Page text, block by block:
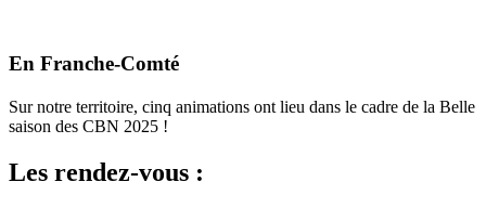
En Franche-Comté
Sur notre territoire, cinq animations ont lieu dans le cadre de la Belle
saison des CBN 2025 !
Les rendez-vous :